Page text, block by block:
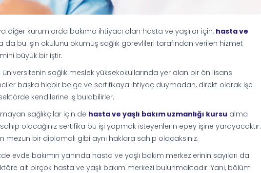
diğer kurumlarda bakıma ihtiyacı olan hasta ve yaşlılar için, hasta ve
da bu işin okulunu okumuş sağlık görevlileri tarafından verilen hizmet
büyük bir iştir.
sağlık meslek yüksekokullarında yer alan bir ön lisans
başka hiçbir belge ve sertifikaya ihtiyaç duymadan, direkt olarak işe
kendilerine iş bulabilirler.
sağlıkçılar için de hasta ve yaşlı bakım uzmanlığı kursu alma
olacağınız sertifika bu işi yapmak isteyenlerin epey işine yarayacaktır.
mezun bir diplomalı gibi aynı haklara sahip olacaksınız.
evde bakımın yanında hasta ve yaşlı bakım merkezlerinin sayıları da
ait birçok hasta ve yaşlı bakım merkezi bulunmaktadır. Yani, bölüm